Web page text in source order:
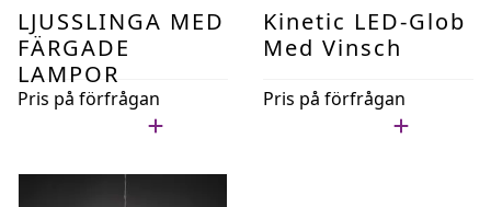
LJUSSLINGA MED
FÄRGADE
LAMPOR
Pris på förfrågan
Kinetic LED-Glob
Med Vinsch
Pris på förfrågan